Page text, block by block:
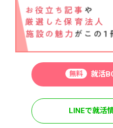
無料 就活
LINEで就活